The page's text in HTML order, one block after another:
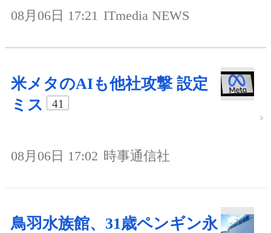
08月06日 17:21 ITmedia NEWS
米メタのAIも他社攻撃 設定
ミス
41
08月06日 17:02 時事通信社
鳥羽水族館、31歳ペンギン永